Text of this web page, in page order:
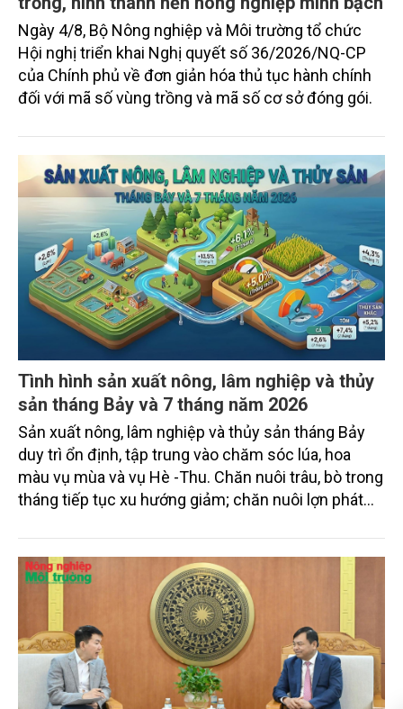
Đơn giản thủ tục trong cấp mã số vùng
trồng, hình thành nền nông nghiệp minh bạch
Ngày 4/8, Bộ Nông nghiệp và Môi trường tổ chức
Hội nghị triển khai Nghị quyết số 36/2026/NQ-CP
của Chính phủ về đơn giản hóa thủ tục hành chính
đối với mã số vùng trồng và mã số cơ sở đóng gói.
Tình hình sản xuất nông, lâm nghiệp và thủy
sản tháng Bảy và 7 tháng năm 2026
Sản xuất nông, lâm nghiệp và thủy sản tháng Bảy
duy trì ổn định, tập trung vào chăm sóc lúa, hoa
màu vụ mùa và vụ Hè -Thu. Chăn nuôi trâu, bò trong
tháng tiếp tục xu hướng giảm; chăn nuôi lợn phát
triển ổn định; chăn nuôi gia cầm duy trì đà tăng
trưởng khá. Diện tích rừng trồng mới và sản lượng
thủy sản đều tăng nhẹ.